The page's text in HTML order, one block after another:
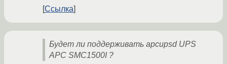
Ссылка
Будет ли поддерживать apcupsd UPS
APC SMC1500I ?